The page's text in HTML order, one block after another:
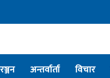
अन्तर्वार्ता विचार